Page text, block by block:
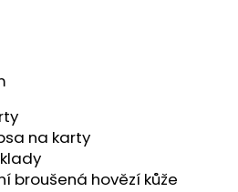
na karty
broušená hovězí kůže